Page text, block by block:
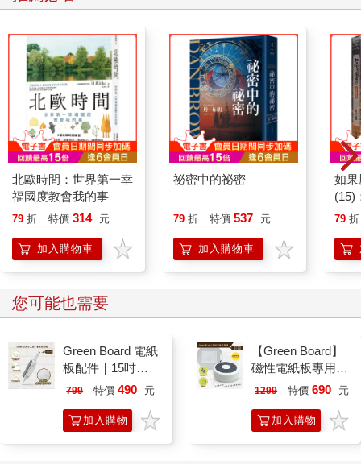
北歐時間：世界第一幸
福國度教會我的事
79 折 特價 314 元
加入購物車
祕密中的祕密
79 折 特價 537 元
加入購物車
如
(15)
貓
79 折
您可能也需要
Green Board 電紙
板配件｜15吋
ECO專用 三合一
板 替換筆 板擦
799 特價 490 元
加入購物
【Green Board】
磁性電紙板專用 -
二合一圓形速擦激
專利設計
1299 特價 690 元
加入購物